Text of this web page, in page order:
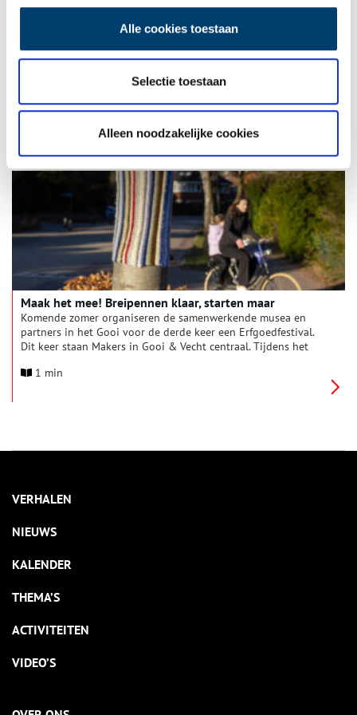
Alle cookies toestaan
Selectie toestaan
Alleen noodzakelijke cookies
Erfgoedfestival Gooi & Vecht
tijdens de derde editie van het Erfgoedfestival Gooi & Vecht!
Tijdens het festival ontdek je hoe makers met hun creativiteit,
vindingrijkheid en originaliteit de regio door de eeuwen heen
hebben gevormd en nog steeds vormen.
Maak het mee! Breipennen klaar, starten maar
Komende zomer organiseren de samenwerkende musea en
partners in het Gooi voor de derde keer een Erfgoedfestival.
Dit keer staan Makers in Gooi & Vecht centraal. Tijdens het
plaatst extra OV-fietsen op de stations, zodat het publiek via
1 min
VERHALEN
NIEUWS
KALENDER
THEMA’S
ACTIVITEITEN
VIDEO’S